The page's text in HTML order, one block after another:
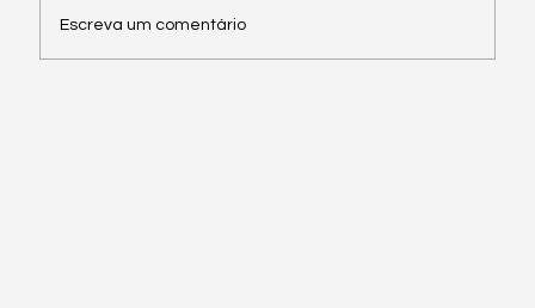
aqui. Acesso paddock
Escreva um comentário